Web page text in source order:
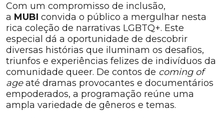
Com um compromisso de inclusão,
a MUBI convida o público a mergulhar nesta
rica coleção de narrativas LGBTQ+. Este
especial dá a oportunidade de descobrir
diversas histórias que iluminam os desafios,
triunfos e experiências felizes de indivíduos da
comunidade queer. De contos de coming of
ageaté dramas provocantes e documentários
empoderados, a programação reúne uma
ampla variedade de gêneros e temas.